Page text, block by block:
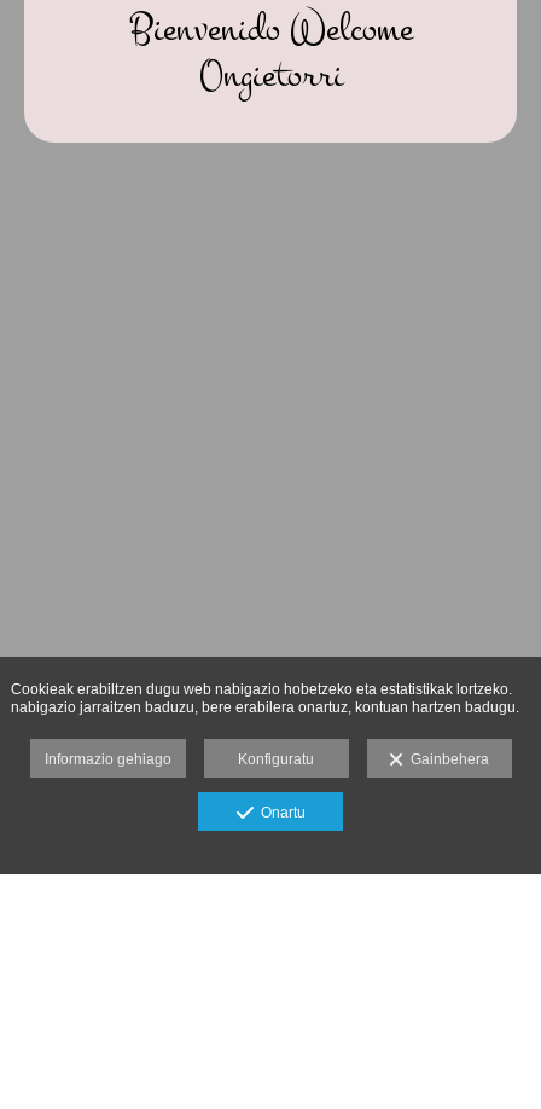
Bienvenido Welcome
Ongietorri
Cookieak erabiltzen dugu web nabigazio hobetzeko eta estatistikak lortzeko.
nabigazio jarraitzen baduzu, bere erabilera onartuz, kontuan hartzen badugu.
Informazio gehiago Konfiguratu Gainbehera
Onartu